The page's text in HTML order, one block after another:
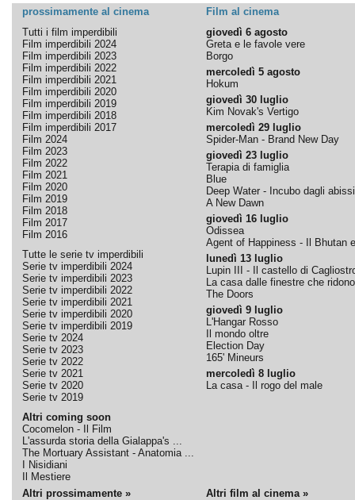
prossimamente al cinema
Film al cinema
Tutti i film imperdibili
Film imperdibili 2024
Film imperdibili 2023
Film imperdibili 2022
Film imperdibili 2021
Film imperdibili 2020
Film imperdibili 2019
Film imperdibili 2018
Film imperdibili 2017
Film 2024
Film 2023
Film 2022
Film 2021
Film 2020
Film 2019
Film 2018
Film 2017
Film 2016
Tutte le serie tv imperdibili
Serie tv imperdibili 2024
Serie tv imperdibili 2023
Serie tv imperdibili 2022
Serie tv imperdibili 2021
Serie tv imperdibili 2020
Serie tv imperdibili 2019
Serie tv 2024
Serie tv 2023
Serie tv 2022
Serie tv 2021
Serie tv 2020
Serie tv 2019
Altri coming soon
Cocomelon - Il Film
L'assurda storia della Gialappa's ...
The Mortuary Assistant - Anatomia ...
I Nisidiani
Il Mestiere
giovedì 6 agosto
Greta e le favole vere
Borgo
mercoledì 5 agosto
Hokum
giovedì 30 luglio
Kim Novak's Vertigo
mercoledì 29 luglio
Spider-Man - Brand New Day
giovedì 23 luglio
Terapia di famiglia
Blue
Deep Water - Incubo dagli abissi
A New Dawn
giovedì 16 luglio
Odissea
Agent of Happiness - Il Bhutan
lunedì 13 luglio
Lupin III - Il castello di
La casa dalle finestre che ridono
The Doors
giovedì 9 luglio
L'Hangar Rosso
Il mondo oltre
Election Day
165' Mineurs
mercoledì 8 luglio
La casa - Il rogo del male
Altri prossimamente » Altri film al cinema »